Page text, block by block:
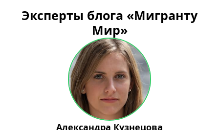
стаж 7 лет
Игорь Бикеев
Ведущий юрист компании «Мигранту Мир», стаж 26
лет